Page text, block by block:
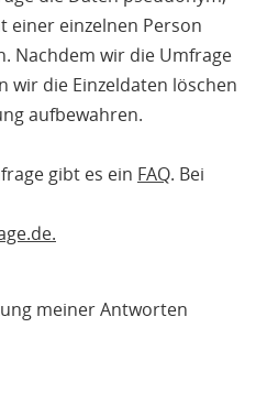
einer einzelnen Person
Nachdem wir die Umfrage
wir die Einzeldaten löschen
aufbewahren.
gibt es ein FAQ. Bei
meiner Antworten